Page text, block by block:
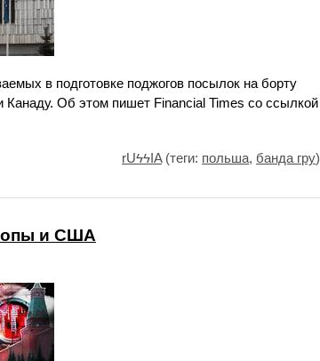
в подготовке поджогов посылок на борту
Об этом пишет Financial Times со ссылкой
rUϟϟIA(теги: польша, банда гру)
и США